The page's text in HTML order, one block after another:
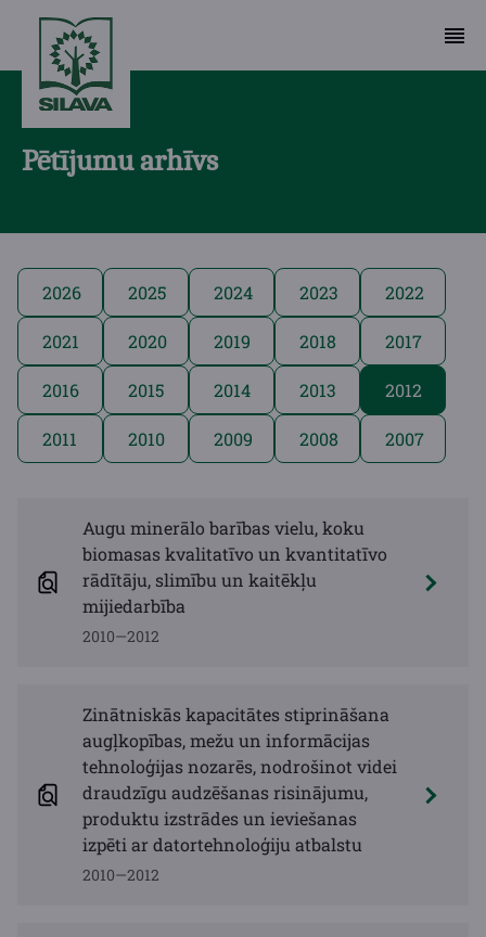
Pētījumu arhīvs
2026 2025 2024 2023 2022
2021 2020 2019 2018 2017
2016 2015 2014 2013 2012
2011 2010 2009 2008 2007
Augu minerālo barības vielu, koku
biomasas kvalitatīvo un kvantitatīvo
rādītāju, slimību un kaitēkļu
mijiedarbība
2010—2012
Zinātniskās kapacitātes stiprināšana
augļkopības, mežu un informācijas
tehnoloģijas nozarēs, nodrošinot videi
draudzīgu audzēšanas risinājumu,
produktu izstrādes un ieviešanas
izpēti ar datortehnoloģiju atbalstu
2010—2012